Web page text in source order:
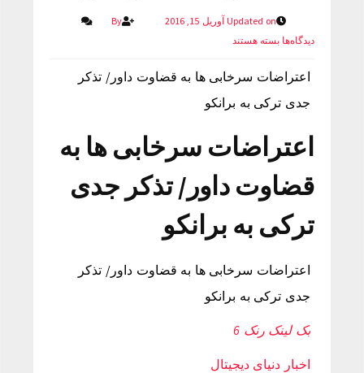
Updated on آوریل 15, 2016
By
دیدگاه‌هابسته هستند
اعتراضات سرخابی ها به قضاوت داور/ تذکر
جدی ترکی به برانکو
اعتراضات سرخابی ها به
قضاوت داور/ تذکر جدی
ترکی به برانکو
اعتراضات سرخابی ها به قضاوت داور/ تذکر
جدی ترکی به برانکو
بک لینک رنک 6
اخبار دنیای دیجیتال